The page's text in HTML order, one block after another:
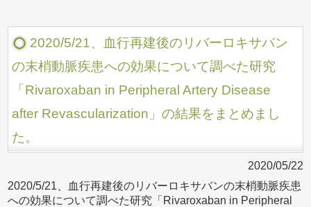
2020/5/21、血行再建後のリバーロキサバン
の末梢動脈疾患への効果について調べた研究
「Rivaroxaban in Peripheral Artery Disease
after Revascularization」の結果をまとめまし
た。
2020/05/22
2020/5/21、血行再建後のリバーロキサバンの末梢動脈疾患
への効果について調べた研究「Rivaroxaban in Peripheral